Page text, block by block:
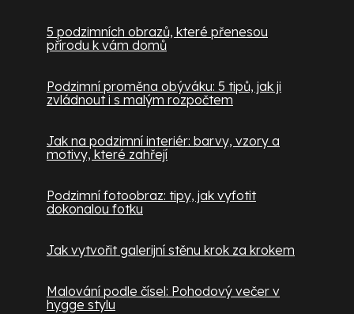
5 podzimních obrazů, které přenesou
přírodu k vám domů
Podzimní proměna obýváku: 5 tipů, jak ji
zvládnout i s malým rozpočtem
Jak na podzimní interiér: barvy, vzory a
motivy, které zahřejí
Podzimní fotoobraz: tipy, jak vyfotit
dokonalou fotku
Jak vytvořit galerijní stěnu krok za krokem
Malování podle čísel: Pohodový večer v
hygge stylu